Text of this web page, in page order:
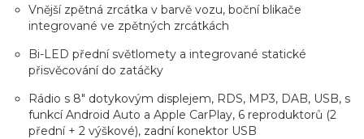
Vnější zpětná zrcátka v barvě vozu, boční blikače
integrované ve zpětných zrcátkách
Bi-LED přední světlomety a integrované statické
přisvěcování do zatáčky
Rádio s 8" dotykovým displejem, RDS, MP3, DAB, USB, s
funkcí Android Auto a Apple CarPlay, 6 reproduktorů (2
přední + 2 výškové), zadní konektor USB